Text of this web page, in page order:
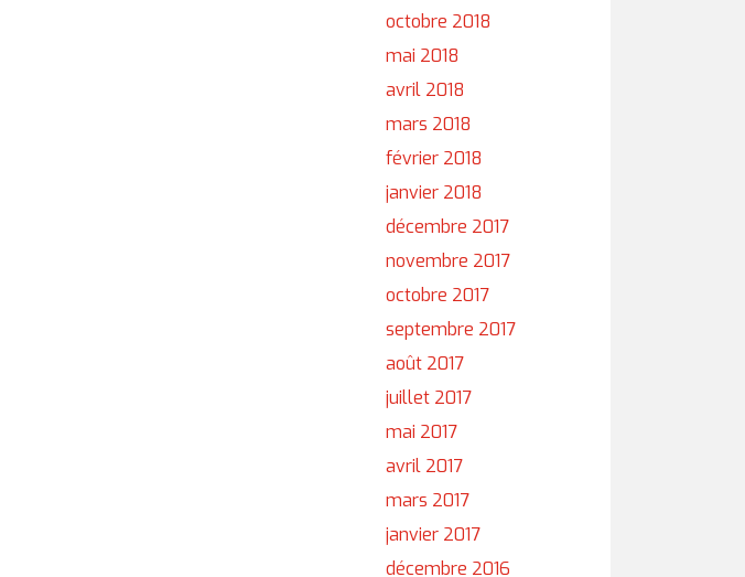
octobre 2018
mai 2018
avril 2018
mars 2018
février 2018
janvier 2018
décembre 2017
novembre 2017
octobre 2017
septembre 2017
août 2017
juillet 2017
mai 2017
avril 2017
mars 2017
janvier 2017
décembre 2016